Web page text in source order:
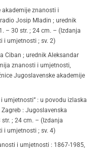
znanosti i
Josip Mladin ; urednik
– 30 str. ; 24 cm. – (Izdanja
i umjetnosti ; sv. 2)
Ciban ; urednik Aleksandar
znanosti i umjetnosti,
Jugoslavenske akademije
umjetnosti” : u povodu izlaska
: Jugoslavenska
; 24 cm. – (Izdanja
i umjetnosti ; sv. 4)
i umjetnosti : 1867-1985,